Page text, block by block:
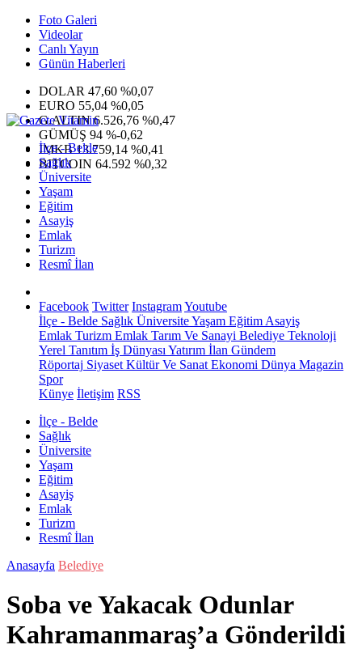
Foto Galeri
Videolar
Canlı Yayın
Günün Haberleri
DOLAR 47,60 %0,07
EURO 55,04 %0,05
G.ALTIN6.526,76 %0,47
GÜMÜŞ 94 %-0,62
IMKB13.759,14 %0,41
BITCOIN 64.592 %0,32
İlçe - Belde
Sağlık
Üniversite
Yaşam
Eğitim
Asayiş
Emlak
Turizm
Resmî İlan
Facebook Twitter InstagramYoutube
İlçe - Belde Sağlık ÜniversiteYaşam Eğitim Asayiş
Emlak Turizm Emlak Tarım Ve Sanayi Belediye Teknoloji
Yerel Tanıtım İş Dünyası Yatırım İlan Gündem
Röportaj Siyaset Kültür Ve Sanat Ekonomi Dünya Magazin
Spor
Künye İletişim RSS
İlçe - Belde
Sağlık
Üniversite
Yaşam
Eğitim
Asayiş
Emlak
Turizm
Resmî İlan
Anasayfa Belediye
Soba ve Yakacak Odunlar
Kahramanmaraş’a Gönderildi